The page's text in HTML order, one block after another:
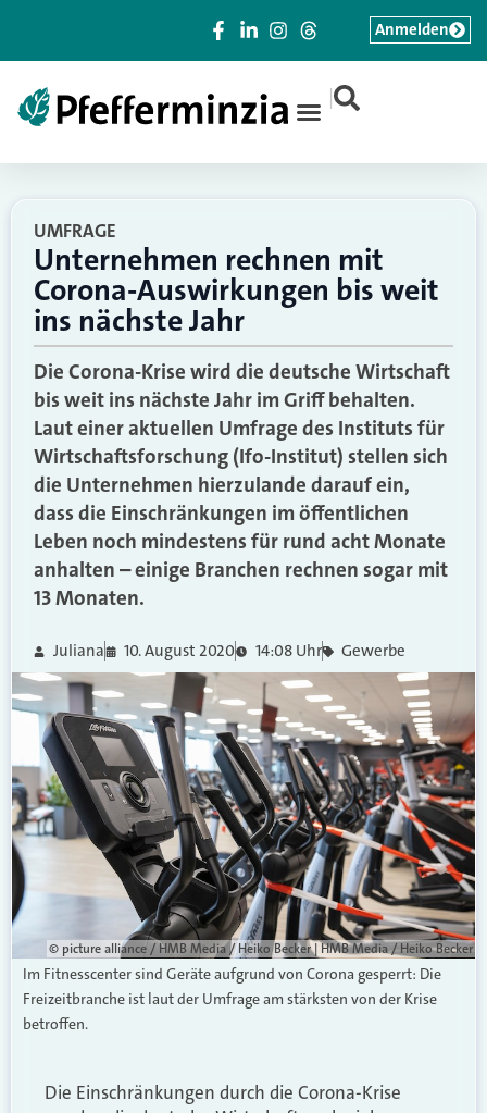
|
Anmelden
UMFRAGE
Unternehmen rechnen mit
Corona-Auswirkungen bis weit
ins nächste Jahr
Die Corona-Krise wird die deutsche Wirtschaft
bis weit ins nächste Jahr im Griff behalten.
Laut einer aktuellen Umfrage des Instituts für
Wirtschaftsforschung (Ifo-Institut) stellen sich
die Unternehmen hierzulande darauf ein,
dass die Einschränkungen im öffentlichen
Leben noch mindestens für rund acht Monate
anhalten – einige Branchen rechnen sogar mit
13 Monaten.
Juliana 10. August 2020 14:08 Uhr Gewerbe
© picture alliance / HMB Media / Heiko Becker | HMB Media / Heiko Becker
Im Fitnesscenter sind Geräte aufgrund von Corona gesperrt: Die
Freizeitbranche ist laut der Umfrage am stärksten von der Krise
betroffen.
Die Einschränkungen durch die Corona-Krise